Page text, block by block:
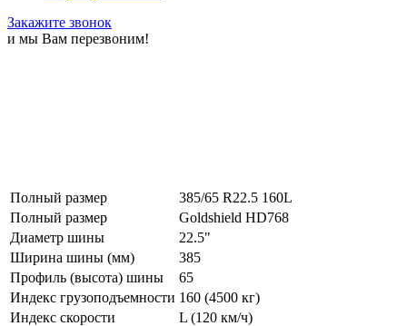
Закажите звонок
и мы Вам перезвоним!
Полный размер
385/65 R22.5 160L
Полный размер
Goldshield HD768
Диаметр шины
22.5"
Ширина шины (мм)
385
Профиль (высота) шины
65
Индекс грузоподъемности 160 (4500 кг)
Индекс скорости
L (120 км/ч)